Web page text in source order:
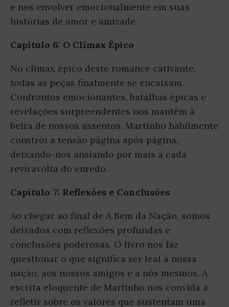
e nos envolver emocionalmente em suas
histórias de amor e amizade.
Capítulo 6: O Clímax Épico
No clímax épico deste romance cativante,
todas as peças finalmente se encaixam.
Confrontos emocionantes, batalhas épicas e
revelações surpreendentes nos mantêm à
beira de nossos assentos. Martinho habilmente
constrói a tensão página após página,
deixando-nos ansiando por mais a cada
reviravolta do enredo.
Capítulo 7: Reflexões e Conclusões
Ao chegar ao final de A Bem da Nação, somos
deixados com reflexões profundas e
conclusões poderosas. O livro nos faz
questionar o que significa ser leal à nossa
nação, aos nossos amigos e a nós mesmos. A
escrita eloquente de Martinho nos convida a
refletir sobre os valores que sustentam uma